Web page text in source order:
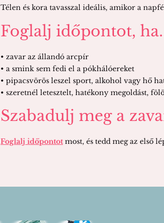
Télen és kora tavasszal ideális, amikor a
Foglalj időpontot,
• zavar az állandó arcpír
• a smink sem fedi el a pókhálóereket
• pipacsvörös leszel sport, alkohol vagy hő
• szeretnél letesztelt, hatékony megoldást,
Szabadulj meg a
Foglalj időpontot most, és tedd meg az első